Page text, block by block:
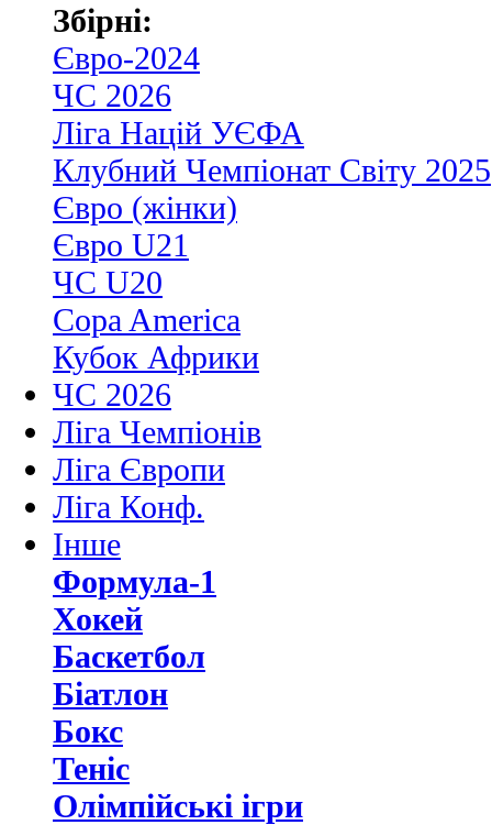
Збірні:
Євро-2024
ЧС 2026
Ліга Націй УЄФА
Клубний Чемпіонат Світу 2025
Євро (жінки)
Євро U21
ЧС U20
Copa America
Кубок Африки
ЧС 2026
Ліга Чемпіонів
Ліга Європи
Ліга Конф.
Інше
Формула-1
Хокей
Баскетбол
Біатлон
Бокс
Теніс
Олімпійські ігри